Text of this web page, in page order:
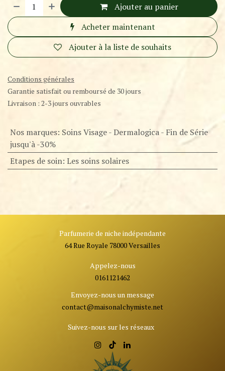
Ajouter au panier
Acheter maintenant
Ajouter à la liste de souhaits
Conditions générales
Garantie satisfait ou remboursé de 30 jours
Livraison : 2-3 jours ouvrables
Nos marques: Soins Visage - Dermalogica - Fin de Série
jusqu'à -30%
Etapes de soin: Les soins solaires
Parfumerie de niche indépendante
64 Rue Royale 78000 Versailles
Appelez-nous
0161121462
Envoyez-nous un message
contact@maisonalchymiste.net
Suivez-nous sur les réseaux